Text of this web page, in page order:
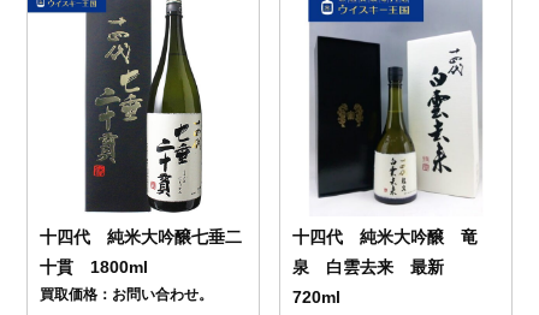
十四代 純米大吟醸七垂二
十貫 1800ml
買取価格：お問い合わせ。
十四代 純米大吟醸 竜
泉 白雲去来 最新
720ml